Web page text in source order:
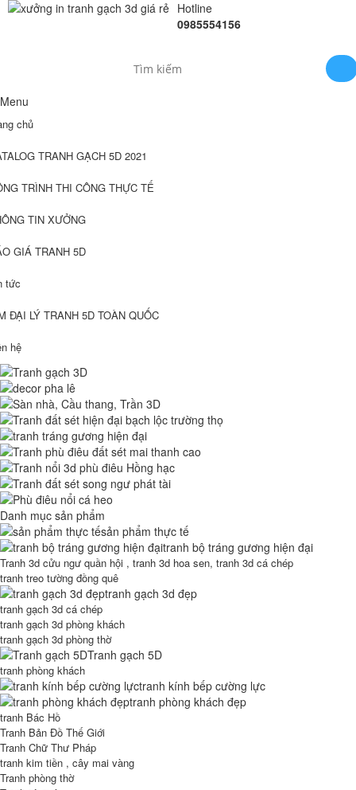
Hotline
0985554156
Menu
chủ
TRANH GẠCH 5D 2021
TRÌNH THI CÔNG THỰC TẾ
TIN XƯỞNG
GIÁ TRANH 5D
tức
ĐẠI LÝ TRANH 5D TOÀN QUỐC
hệ
Danh mục sản phẩm
sản phẩm thực tế
tranh bộ tráng gương hiện đại
Tranh 3d cửu ngư quần hội , tranh 3d hoa sen, tranh 3d cá chép
tranh treo tường đồng quê
tranh gạch 3d đẹp
tranh gạch 3d cá chép
tranh gạch 3d phòng khách
tranh gạch 3d phòng thờ
Tranh gạch 5D
tranh phòng khách
tranh kính bếp cường lực
tranh phòng khách đẹp
tranh Bác Hồ
Tranh Bản Đồ Thế Giới
Tranh Chữ Thư Pháp
tranh kim tiền , cây mai vàng
Tranh phòng thờ